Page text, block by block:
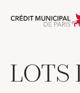
LOTS